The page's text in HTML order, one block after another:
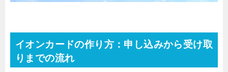
イオンカードの作り方：申し込みから受け取
りまでの流れ